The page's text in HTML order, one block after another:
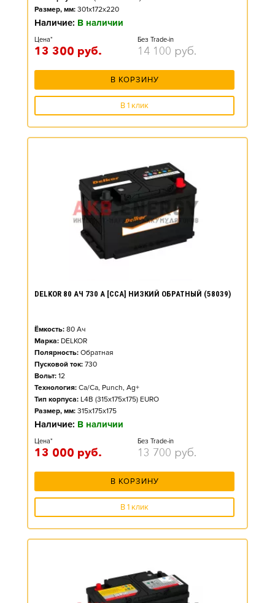
Размер, мм: 301x172x220
Наличие: В наличии
Цена*
13 300 руб.
Без Trade-in
14 100 руб.
В КОРЗИНУ
В 1 клик
DELKOR 80 АЧ 730 А [CCA] НИЗКИЙ ОБРАТНЫЙ (58039)
Ёмкость: 80 Ач
Марка: DELKOR
Полярность: Обратная
Пусковой ток: 730
Вольт: 12
Технология: Ca/Ca, Punch, Ag+
Тип корпуса: L4B (315x175x175) EURO
Размер, мм: 315x175x175
Наличие: В наличии
Цена*
13 000 руб.
Без Trade-in
13 700 руб.
В КОРЗИНУ
В 1 клик